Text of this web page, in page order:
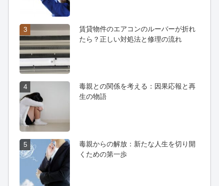
3
賃貸物件のエアコンのルーバーが折れ
たら？正しい対処法と修理の流れ
4
毒親との関係を考える：因果応報と再
生の物語
5
毒親からの解放：新たな人生を切り開
くための第一歩